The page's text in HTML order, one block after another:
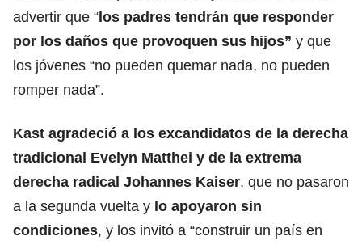
advertir que “los padres tendrán que responder
por los daños que provoquen sus hijos” y que
los jóvenes “no pueden quemar nada, no pueden
romper nada”.
Kast agradeció a los excandidatos de la derecha
tradicional Evelyn Matthei y de la extrema
derecha radical Johannes Kaiser, que no pasaron
a la segunda vuelta y lo apoyaron sin
condiciones, y los invitó a “construir un país en